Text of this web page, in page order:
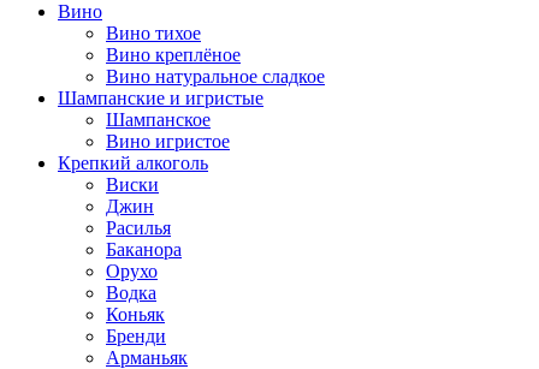
Вино
Вино тихое
Вино креплёное
Вино натуральное сладкое
Шампанские и игристые
Шампанское
Вино игристое
Крепкий алкоголь
Виски
Джин
Расилья
Баканора
Орухо
Водка
Коньяк
Бренди
Арманьяк